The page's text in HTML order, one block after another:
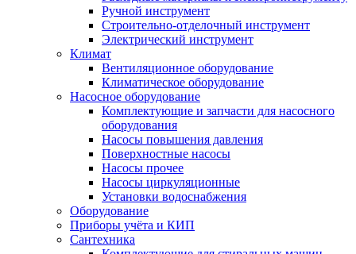
Ручной инструмент
Строительно-отделочный инструмент
Электрический инструмент
Климат
Вентиляционное оборудование
Климатическое оборудование
Насосное оборудование
Комплектующие и запчасти для насосного
оборудования
Насосы повышения давления
Поверхностные насосы
Насосы прочее
Насосы циркуляционные
Установки водоснабжения
Оборудование
Приборы учёта и КИП
Сантехника